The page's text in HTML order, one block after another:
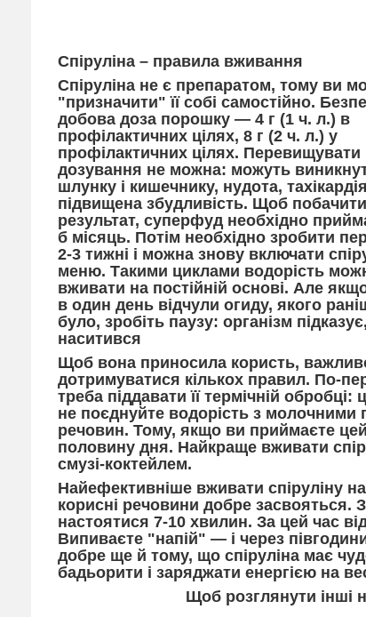
Спіруліна – правила вживання
Спіруліна не є препаратом, тому ви
"призначити" її собі самостійно.
добова доза порошку — 4 г (1 ч. л.) в
профілактичних цілях, 8 г (2 ч. л.) у
профілактичних цілях. Перевищувати
дозування не можна: можуть
шлунку і кишечнику, нудота, тахікардія
підвищена збудливість. Щоб побачити
результат, суперфуд необхідно
б місяць. Потім необхідно зробити
2-3 тижні і можна знову включати
меню. Такими циклами водорість
вживати на постійній основі. Але
в один день відчули огиду, якого
було, зробіть паузу: організм
наситився
Щоб вона приносила користь,
дотримуватися кількох правил. По-
треба піддавати її термічній
не поєднуйте водорість з
речовин. Тому, якщо ви приймаєте
половину дня. Найкраще вживати
смузі-коктейлем.
Найефективніше вживати спіруліну
корисні речовини добре
настоятися 7-10 хвилин. За цей час
Випиваєте "напій" — і через
добре ще й тому, що спіруліна має
бадьорити і заряджати енергією на
Щоб розглянути інші